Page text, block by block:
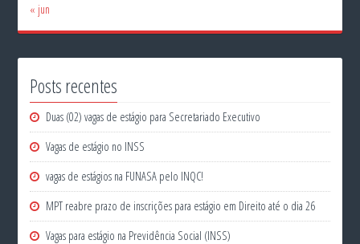
« jun
Posts recentes
Duas (02) vagas de estágio para Secretariado Executivo
Vagas de estágio no INSS
vagas de estágios na FUNASA pelo INQC!
MPT reabre prazo de inscrições para estágio em Direito até o dia 26
Vagas para estágio na Previdência Social (INSS)